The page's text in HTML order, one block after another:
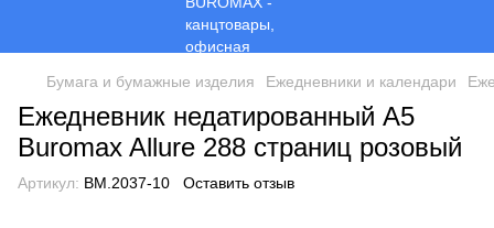
Бумага и бумажные изделия Ежедневники и календари
Ежедневник недатированный А5
Buromax Allure 288 страниц розовый
Артикул: BM.2037-10 Оставить отзыв